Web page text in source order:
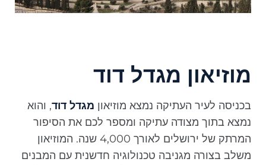
מוזיאון מגדל דוד
בכניסה לעיר העתיקה נמצא מוזיאוןמגדל דוד, והוא
נמצא בתוך מצודה עתיקה ומספר לכם את הסיפור
המרתק של ירושלים לאורך 4,000 שנה. המוזיאון
משלב בצורה מגניבה טכנולוגיה חדשנית עם המבנים